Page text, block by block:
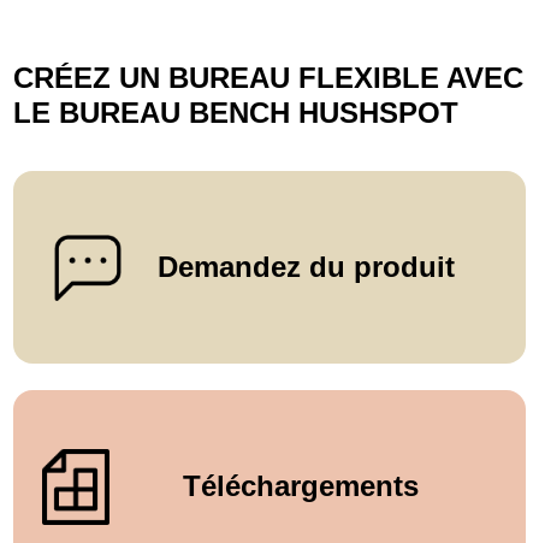
CRÉEZ UN BUREAU FLEXIBLE AVEC
LE BUREAU BENCH HUSHSPOT
Demandez du produit
Téléchargements